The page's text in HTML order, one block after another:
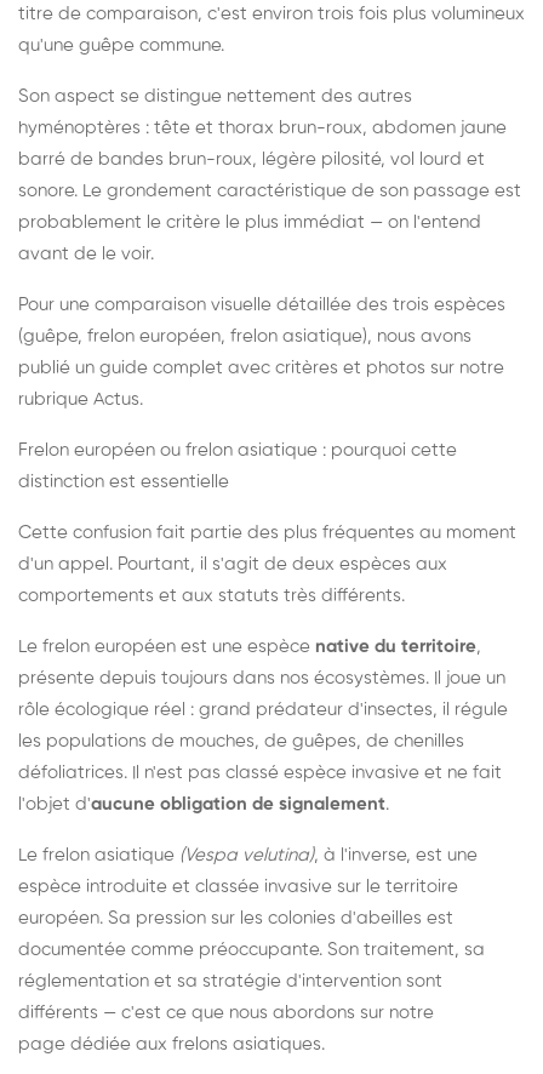
titre de comparaison, c'est environ trois fois plus volumineux
qu'une guêpe commune.
Son aspect se distingue nettement des autres
hyménoptères : tête et thorax brun-roux, abdomen jaune
barré de bandes brun-roux, légère pilosité, vol lourd et
sonore. Le grondement caractéristique de son passage est
probablement le critère le plus immédiat — on l'entend
avant de le voir.
Pour une comparaison visuelle détaillée des trois espèces
(guêpe, frelon européen, frelon asiatique), nous avons
publié un guide complet avec critères et photos sur notre
rubrique Actus.
Frelon européen ou frelon asiatique : pourquoi cette
distinction est essentielle
Cette confusion fait partie des plus fréquentes au moment
d'un appel. Pourtant, il s'agit de deux espèces aux
comportements et aux statuts très différents.
Le frelon européen est une espèce native du territoire,
présente depuis toujours dans nos écosystèmes. Il joue un
rôle écologique réel : grand prédateur d'insectes, il régule
les populations de mouches, de guêpes, de chenilles
défoliatrices. Il n'est pas classé espèce invasive et ne fait
l'objet d'aucune obligation de signalement.
Le frelon asiatique (Vespa velutina), à l'inverse, est une
espèce introduite et classée invasive sur le territoire
européen. Sa pression sur les colonies d'abeilles est
documentée comme préoccupante. Son traitement, sa
réglementation et sa stratégie d'intervention sont
différents — c'est ce que nous abordons sur notre
page dédiée aux frelons asiatiques.